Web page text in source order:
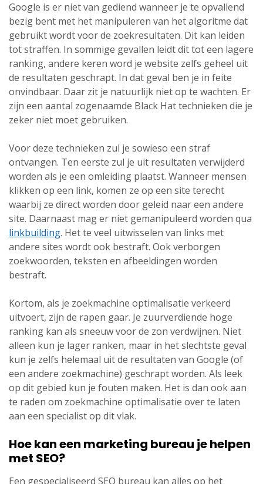
Google is er niet van gediend wanneer je te opvallend
bezig bent met het manipuleren van het algoritme dat
gebruikt wordt voor de zoekresultaten. Dit kan leiden
tot straffen. In sommige gevallen leidt dit tot een lagere
ranking, andere keren word je website zelfs geheel uit
de resultaten geschrapt. In dat geval ben je in feite
onvindbaar. Daar zit je natuurlijk niet op te wachten. Er
zijn een aantal zogenaamde Black Hat technieken die je
zeker niet moet gebruiken.
Voor deze technieken zul je sowieso een straf
ontvangen. Ten eerste zul je uit resultaten verwijderd
worden als je een omleiding plaatst. Wanneer mensen
klikken op een link, komen ze op een site terecht
waarbij ze direct worden door geleid naar een andere
site. Daarnaast mag er niet gemanipuleerd worden qua
linkbuilding. Het te veel uitwisselen van links met
andere sites wordt ook bestraft. Ook verborgen
zoekwoorden, teksten en afbeeldingen worden
bestraft.
Kortom, als je zoekmachine optimalisatie verkeerd
uitvoert, zijn de rapen gaar. Je zuurverdiende hoge
ranking kan als sneeuw voor de zon verdwijnen. Niet
alleen kun je lager ranken, maar in het slechtste geval
kun je zelfs helemaal uit de resultaten van Google (of
een andere zoekmachine) geschrapt worden. Als leek
op dit gebied kun je fouten maken. Het is dan ook aan
te raden om zoekmachine optimalisatie over te laten
aan een specialist op dit vlak.
Hoe kan een marketing bureau je helpen
met SEO?
Een gespecialiseerd SEO bureau kan alles op het